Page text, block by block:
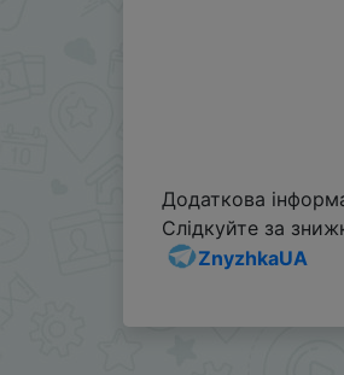
Додаткова
Слідкуйте за
ZnyzhkaUA